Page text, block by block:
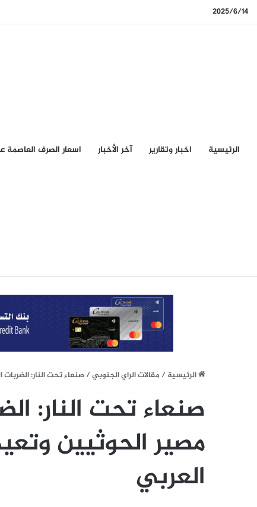
2025/6/14
الرئيسيِة اخبار وتقارير آخر الأخبار اسعار الصرف العاصمة
الرئيسيِة/مقالات الراي الجنوبي/صنعاء تحت النار:
صنعاء تحت النار:
مصير الحوثيين
العربي